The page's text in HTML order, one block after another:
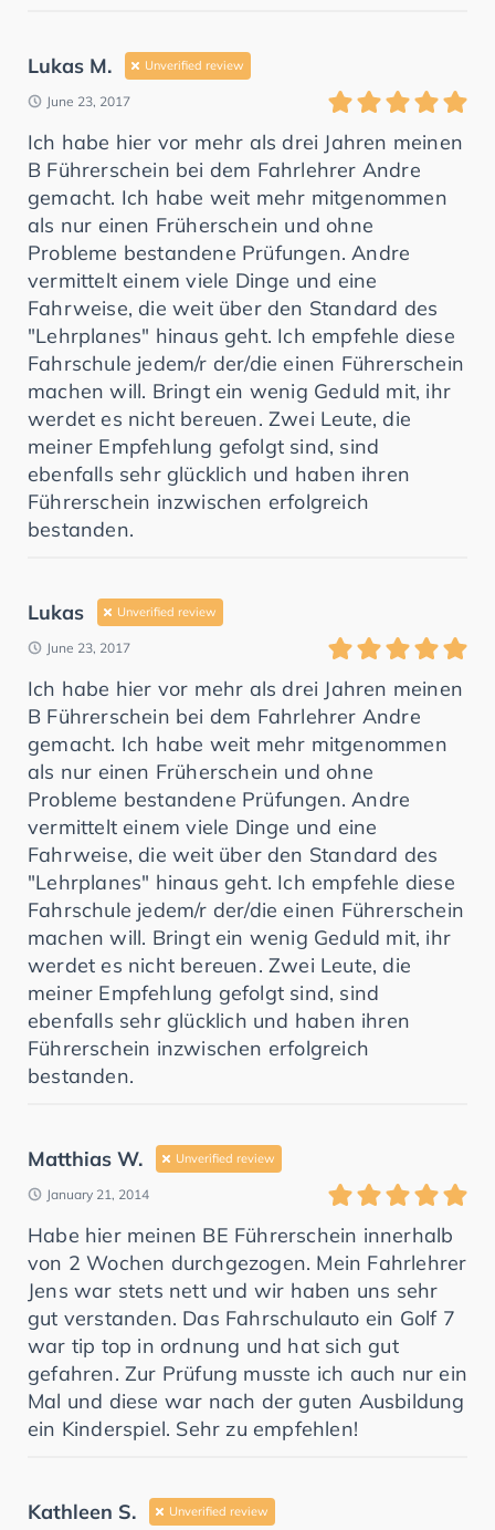
Lukas M. Unverified review
June 23, 2017
Ich habe hier vor mehr als drei Jahren meinen
B Führerschein bei dem Fahrlehrer Andre
gemacht. Ich habe weit mehr mitgenommen
als nur einen Früherschein und ohne
Probleme bestandene Prüfungen. Andre
vermittelt einem viele Dinge und eine
Fahrweise, die weit über den Standard des
"Lehrplanes" hinaus geht. Ich empfehle diese
Fahrschule jedem/r der/die einen Führerschein
machen will. Bringt ein wenig Geduld mit, ihr
werdet es nicht bereuen. Zwei Leute, die
meiner Empfehlung gefolgt sind, sind
ebenfalls sehr glücklich und haben ihren
Führerschein inzwischen erfolgreich
bestanden.
Lukas Unverified review
June 23, 2017
Ich habe hier vor mehr als drei Jahren meinen
B Führerschein bei dem Fahrlehrer Andre
gemacht. Ich habe weit mehr mitgenommen
als nur einen Früherschein und ohne
Probleme bestandene Prüfungen. Andre
vermittelt einem viele Dinge und eine
Fahrweise, die weit über den Standard des
"Lehrplanes" hinaus geht. Ich empfehle diese
Fahrschule jedem/r der/die einen Führerschein
machen will. Bringt ein wenig Geduld mit, ihr
werdet es nicht bereuen. Zwei Leute, die
meiner Empfehlung gefolgt sind, sind
ebenfalls sehr glücklich und haben ihren
Führerschein inzwischen erfolgreich
bestanden.
Matthias W. Unverified review
January 21, 2014
Habe hier meinen BE Führerschein innerhalb
von 2 Wochen durchgezogen. Mein Fahrlehrer
Jens war stets nett und wir haben uns sehr
gut verstanden. Das Fahrschulauto ein Golf 7
war tip top in ordnung und hat sich gut
gefahren. Zur Prüfung musste ich auch nur ein
Mal und diese war nach der guten Ausbildung
ein Kinderspiel. Sehr zu empfehlen!
Kathleen S. Unverified review